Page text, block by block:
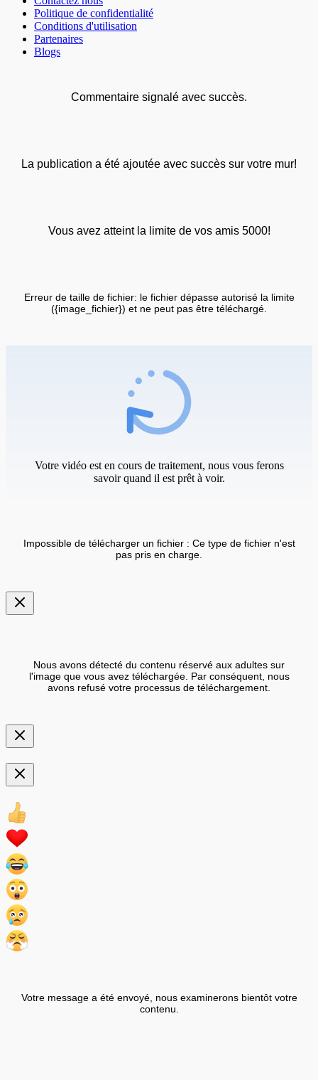
Politique de confidentialité
Conditions d'utilisation
Partenaires
Blogs
Commentaire signalé avec succès.
La publication a été ajoutée avec succès sur votre mur!
Vous avez atteint la limite de vos amis 5000!
Erreur de taille de fichier: le fichier dépasse autorisé la limite
({image_fichier}) et ne peut pas être téléchargé.
Votre vidéo est en cours de traitement, nous vous ferons
savoir quand il est prêt à voir.
Impossible de télécharger un fichier : Ce type de fichier n'est
pas pris en charge.
Nous avons détecté du contenu réservé aux adultes sur
l'image que vous avez téléchargée. Par conséquent, nous
avons refusé votre processus de téléchargement.
Votre message a été envoyé, nous examinerons bientôt votre
contenu.